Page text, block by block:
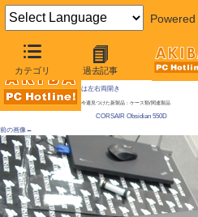
Powered
カテゴリ 過去記事
AKIBA PC Hotline!
[拡大画像]「はがせる防塵シート」の
は左右両開き
今週見つけた新製品：ケース類/関連製品
CORSAIR Obsidian 550D
前の画像←